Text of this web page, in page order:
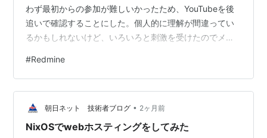
わず最初からの参加が難しいかったため、YouTubeを後
追いで確認することにした。個人的に理解が間違ってい
るかもしれないけど、いろいろと刺激を受けたのでメモ
ー」について。ーーーー講演１は、ファーエンド社の前
田さんから次期バージョン（7.0）の機能解説。UI/UXの
変更点多く、Railsが7.2から8.1に、デフォルトテーマ
（CSS）の変更あり。 （説明にあった主な変更点）
MSOffice形式ファイルのプレビュー機能…
#Redmine
朝日ネット 技術者ブログ • 2ヶ月前
NixOSでwebホスティングをしてみた